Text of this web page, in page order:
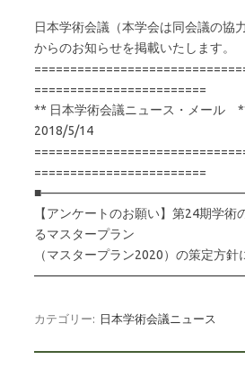
日本学術会議（本学会は同会議の協
からのお知らせを掲載いたします。
========================
** 日本学術会議ニュース・メー
2018/5/14
========================
【アンケートのお願い】第24期学術
るマスタープラン
（マスタープラン2020）の策定方針
カテゴリー: 日本学術会議ニュース